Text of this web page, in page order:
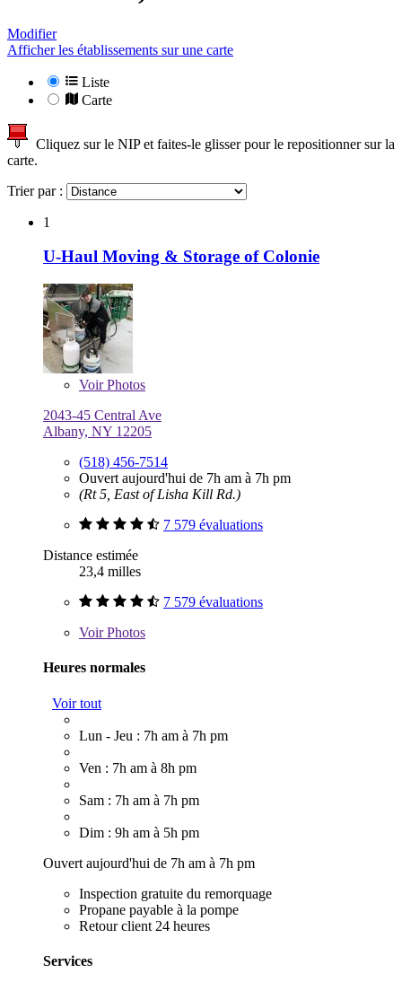
Modifier
Afficher les établissements sur une carte
Liste
Carte
Cliquez sur le NIP et faites-le glisser pour le repositionner sur la
carte.
Trier par :
1
U-Haul Moving & Storage of Colonie
VoirPhotos
2043-45 Central Ave
Albany, NY 12205
(518) 456-7514
Ouvert aujourd'hui de 7h am à 7h pm
(Rt 5, East of Lisha Kill Rd.)
7 579 évaluations
Distance estimée
23,4 milles
7 579 évaluations
VoirPhotos
Heures normales
Voir tout
Lun - Jeu : 7h am à 7h pm
Ven : 7h am à 8h pm
Sam : 7h am à 7h pm
Dim : 9h am à 5h pm
Ouvert aujourd'hui de 7h am à 7h pm
Inspection gratuite du remorquage
Propane payable à la pompe
Retour client 24 heures
Services